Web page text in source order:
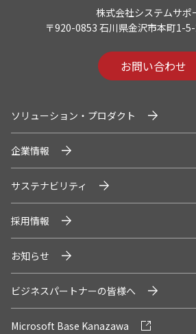
株式会社システムサポ
〒920-0853 石川県金沢市本町1-
お問い合わせ
ソリューション・プロダクト
企業情報
サステナビリティ
採用情報
お知らせ
ビジネスパートナーの皆様へ
Microsoft Base Kanazawa